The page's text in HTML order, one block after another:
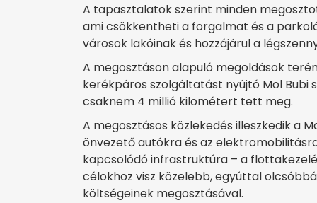
A tapasztalatok szerint minden
ami csökkentheti a forgalmat és a
városok lakóinak és hozzájárul a
A megosztáson alapuló megoldások
kerékpáros szolgáltatást nyújtó Mol Bubi
csaknem 4 millió kilométert tett meg.
A megosztásos közlekedés illeszkedik a
önvezető autókra és az
kapcsolódó infrastruktúra – a
célokhoz visz közelebb, egyúttal
költségeinek megosztásával.